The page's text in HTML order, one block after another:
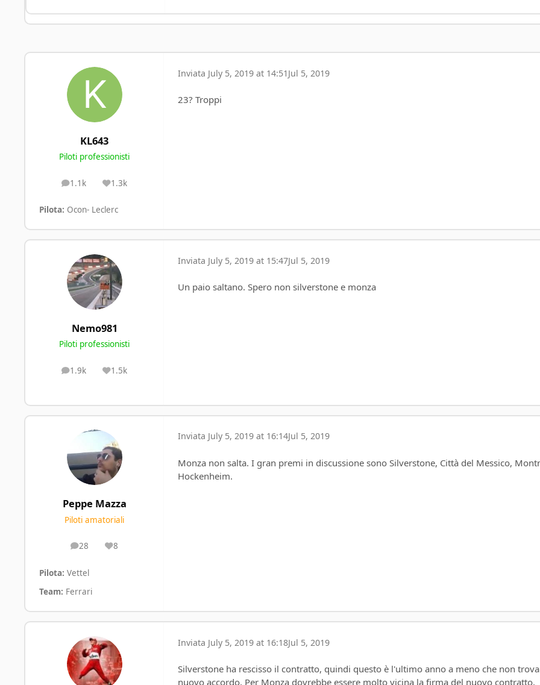
KL643
Piloti professionisti
1.1k
posts 1.3k
Reputation
Pilota: Ocon- Leclerc
Inviata July 5, 2019 at 14:51 Jul 5, 2019
23? Troppi
Nemo981
Piloti professionisti
1.9k
posts 1.5k
Reputation
Inviata July 5, 2019 at 15:47Jul 5, 2019
Un paio saltano. Spero non silverstone e monza
Peppe Mazza
Piloti amatoriali
28
posts 8
Reputation
Pilota: Vettel
Team: Ferrari
Inviata July 5, 2019 at 16:14Jul 5, 2019
Monza non salta. I gran premi in discussione sono Silverstone, Città del Messico,
Hockenheim.
Inviata July 5, 2019 at 16:18Jul 5, 2019
Silverstone ha rescisso il contratto, quindi questo è l'ultimo anno a meno che non
nuovo accordo. Per Monza dovrebbe essere molto vicina la firma del nuovo contratto.